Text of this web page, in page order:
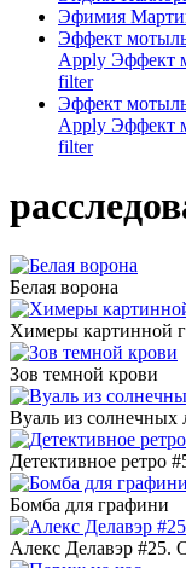
Эфимия
Эффект
Apply Эффект
filter
Эффект
Apply Эффект
filter
Белая ворона
Химеры картинной
Зов темной крови
Вуаль из солнечных
Детективное ретро
Бомба для графини
Алекс Делавэр #25.